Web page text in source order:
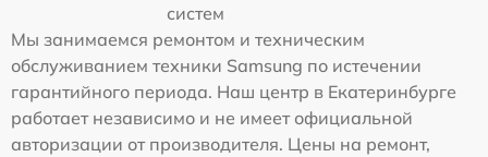
систем
Мы занимаемся ремонтом и техническим
обслуживанием техники Samsung по истечении
гарантийного периода. Наш центр в Екатеринбурге
работает независимо и не имеет официальной
авторизации от производителя. Цены на ремонт,